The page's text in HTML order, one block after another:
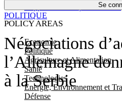
Se
POLICY AREAS
Economie
Politique
Agriculture et Alimentation
Santé
Technologies
Energie, Environnement et
Défense
Économie
Négociations
l’Allemagne
à la Serbie
POLITIQUE